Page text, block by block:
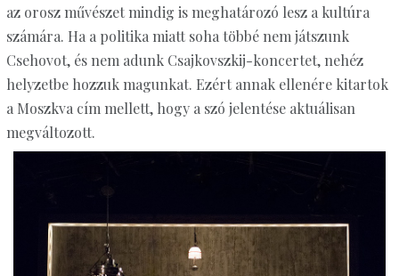
az orosz művészet mindig is meghatározó lesz a kultúra
számára. Ha a politika miatt soha többé nem játszunk
Csehovot, és nem adunk Csajkovszkij-koncertet, nehéz
helyzetbe hozzuk magunkat. Ezért annak ellenére kitartok
a Moszkva cím mellett, hogy a szó jelentése aktuálisan
megváltozott.